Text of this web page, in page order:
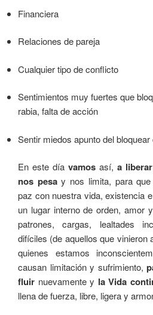
Financiera
Relaciones de pareja
Cualquier tipo de conflicto
Sentimientos muy fuertes que
rabia, falta de acción
Sentir miedos apunto del
En este día vamos así, a
nos pesay nos limita, para
paz con nuestra vida, existencia
un lugar interno de orden, amor
patrones, cargas, lealtades
difíciles (de aquellos que vinieron
quienes estamos
causan limitación y sufrimiento,
fluir nuevamente y la Vida
llena de fuerza, libre, ligera y